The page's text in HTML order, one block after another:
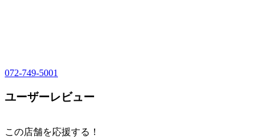
072-749-5001
ユーザーレビュー
この店舗を応援する！